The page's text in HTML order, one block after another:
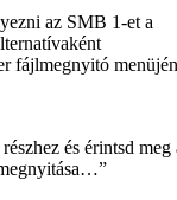
az SMB 1-et a
fájlmegnyitó menüjén
és érintsd meg